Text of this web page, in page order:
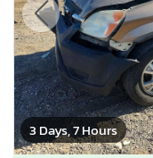
3 Days, 7 Hours